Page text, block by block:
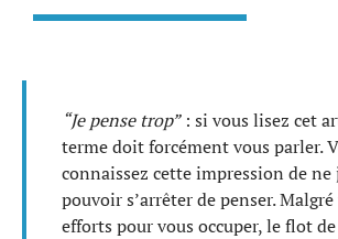
“Je pense trop”: si vous lisez cet
terme doit forcément vous parler.
connaissez cette impression de ne
pouvoir s’arrêter de penser.
efforts pour vous occuper, le flot de